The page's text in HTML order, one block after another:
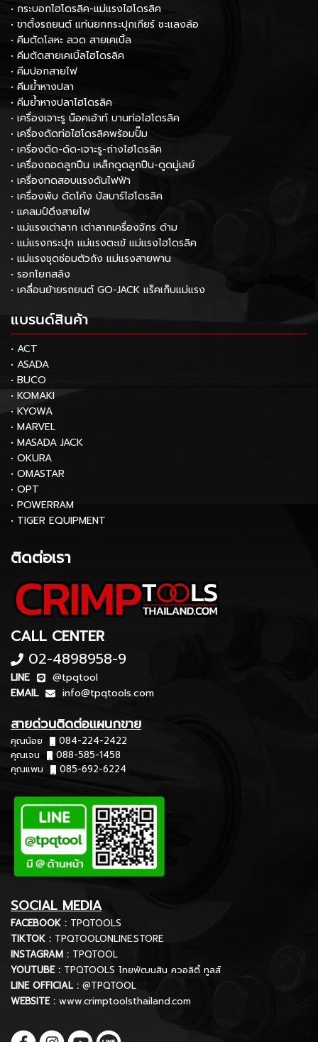
• กระบอกไฮโดรลิค-แม่แรงไฮโดรลิค
• ขาตั้งรถยนต์ แท่นยกกระปุกเกียร์ ชะแลงล้อ
• คีมตัดโลหะ ลวด สายเคเบิ้ล
• คีมตัดสายเคเบิ้ลไฮโดรลิค
• คีมปอกสายไฟ
• คีมย้ำหางปลา
• คีมย้ำหางปลาไฮโดรลิค
• เครื่องเจาะรู น็อคเอ้าท์ บานท่อไฮโดรลิค
• เครื่องดัดท่อไฮโดรลิคพร้อมปั๊ม
• เครื่องตัด-ดัด-เจาะรู-ถ่างไฮโดรลิค
• เครื่องถอดลูกปืน เหล็กดูดลูกปืน-ดูดมู่เลย์
• เครื่องทดสอบแรงดันไฟฟ้า
• เครื่องพับ ดัดโค้ง บัสบาร์ไฮโดรลิค
• แคลมป์ดึงสายไฟ
• แม่แรงเต่าลาก เต่าลากเครื่องจักร ด้าม
• แม่แรงกระปุก แม่แรงตะเข้ แม่แรงไฮโดรลิค
• แม่แรงชุดซ่อมตัวถัง แม่แรงสายพาน
• รอกโยกสลิง
• เคลื่อนย้ายรถยนต์ GO-JACK แร็คเก็บแม่แรง
แบรนด์สินค้า
• ACT
• ASADA
• BUCO
• KOMAKI
• KYOWA
• MARVEL
• MASADA JACK
• OKURA
• OMASTAR
• OPT
• POWERRAM
• TIGER EQUIPMENT
ติดต่อเรา
CALL CENTER
02-4898958-9
LINE
@tpqtool
EMAIL
info@tpqtools.com
สายด่วนติดต่อแผนกขาย
คุณน้อย
084-224-2422
คุณเจน
088-585-1458
คุณแพม
085-692-6224
SOCIAL MEDIA
FACEBOOK : TPQTOOLS
TIKTOK : TPQTOOLONLINE.STORE
INSTAGRAM : TPQTOOL
YOUTUBE : TPQTOOLS ไทยพัฒนสิน ควอลิตี้ ทูลส์
LINE OFFICIAL : @TPQTOOL
WEBSITE : www.crimptoolsthailand.com